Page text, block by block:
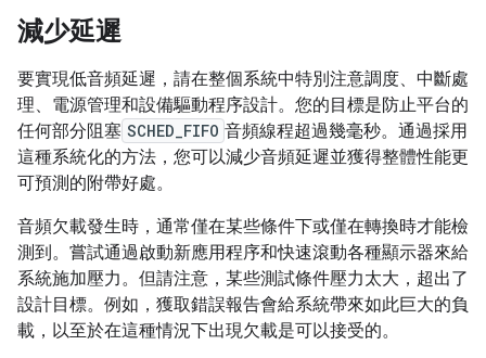
減少延遲
要實現低音頻延遲，請在整個系統中特別注意調度、中斷處
理、電源管理和設備驅動程序設計。您的目標是防止平台的
任何部分阻塞 SCHED_FIFO 音頻線程超過幾毫秒。通過採用
這種系統化的方法，您可以減少音頻延遲並獲得整體性能更
可預測的附帶好處。
音頻欠載發生時，通常僅在某些條件下或僅在轉換時才能檢
測到。嘗試通過啟動新應用程序和快速滾動各種顯示器來給
系統施加壓力。但請注意，某些測試條件壓力太大，超出了
設計目標。例如，獲取錯誤報告會給系統帶來如此巨大的負
載，以至於在這種情況下出現欠載是可以接受的。